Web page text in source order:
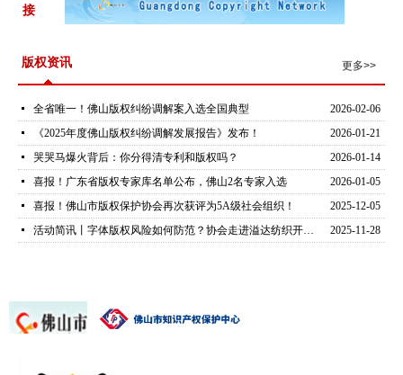
版权资讯 更多>>
接
2026-02-06
넷
全省唯一！佛山版权纠纷调解案入选全国典型
2026-01-21
넷
《2025年度佛山版权纠纷调解发展报告》发布！
2026-01-14
넷
哭哭马爆火背后：你分得清专利和版权吗？
2026-01-05
넷
喜报！广东省版权专家库名单公布，佛山2名专家入选
2025-12-05
넷
喜报！佛山市版权保护协会再次获评为5A级社会组织！
2025-11-28
넷 活动简讯丨字体版权风险如何防范？协会走进溢达纺织开展专题培训